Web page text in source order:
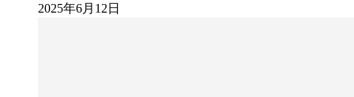
2025年6月12日